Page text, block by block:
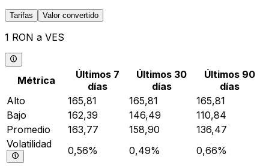
Tarifas Valor convertido
1 RON a VES
Métrica
Últimos 7
días
Últimos 30
días
Últimos 90
días
Alto
165,81 165,81
165,81
Bajo
162,39 146,49
110,84
Promedio
163,77 158,90
136,47
Volatilidad
0,56% 0,49% 0,66%